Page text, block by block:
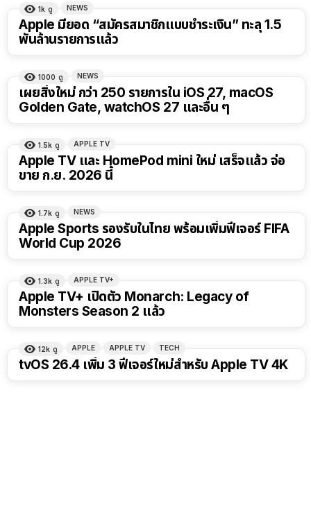
1k ดู NEWS
Apple มียอด “สมัครสมาชิกแบบชำระเงิน” ทะลุ 1.5
พันล้านรายการแล้ว
1000 ดู NEWS
เผยสิ่งใหม่ กว่า 250 รายการใน iOS 27, macOS
Golden Gate, watchOS 27 และอื่น ๆ
1.5k ดู APPLE TV
Apple TV และ HomePod mini ใหม่ เสร็จแล้ว จ่อ
ขาย ก.ย. 2026 นี้
1.7k ดู NEWS
Apple Sports รองรับในไทย พร้อมเพิ่มฟีเจอร์ FIFA
World Cup 2026
1.3k ดู APPLE TV+
Apple TV+ เปิดตัว Monarch: Legacy of
Monsters Season 2 แล้ว
12k ดู APPLE APPLE TV TECH
tvOS 26.4 เพิ่ม 3 ฟีเจอร์ใหม่สำหรับ Apple TV 4K